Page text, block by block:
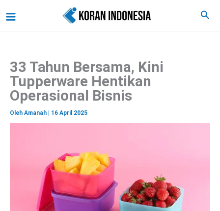
ke
Cari
33 Tahun Bersama, Kini
Tupperware Hentikan
Operasional Bisnis
Oleh Amanah 16 April 2025
a